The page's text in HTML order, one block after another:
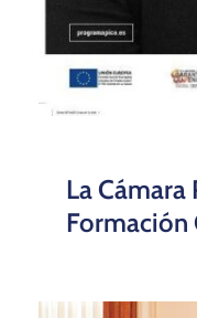
La Cámara
Formación